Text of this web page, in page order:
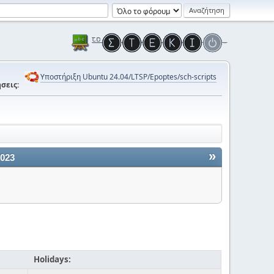
Υποστήριξη Ubuntu 24.04/LTSP/Epoptes/sch-scripts
»
Holidays: